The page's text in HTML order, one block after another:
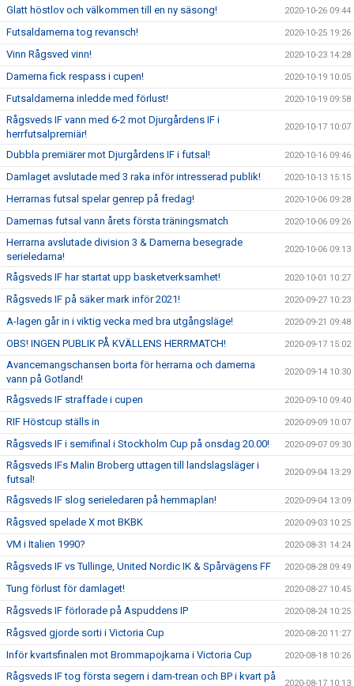
Glatt höstlov och välkommen till en ny säsong! 2020-10-26 09:44
Futsaldamerna tog revansch! 2020-10-25 19:26
Vinn Rågsved vinn! 2020-10-23 14:28
Damerna fick respass i cupen! 2020-10-19 10:05
Futsaldamerna inledde med förlust! 2020-10-19 09:58
Rågsveds IF vann med 6-2 mot Djurgårdens IF i
herrfutsalpremiär!
2020-10-17 10:07
Dubbla premiärer mot Djurgårdens IF i futsal! 2020-10-16 09:46
Damlaget avslutade med 3 raka inför intresserad publik! 2020-10-13 15:15
Herrarnas futsal spelar genrep på fredag! 2020-10-06 09:28
Damernas futsal vann årets första träningsmatch 2020-10-06 09:26
Herrarna avslutade division 3 & Damerna besegrade
serieledarna!
2020-10-06 09:13
Rågsveds IF har startat upp basketverksamhet! 2020-10-01 10:27
Rågsveds IF på säker mark inför 2021! 2020-09-27 10:23
A-lagen går in i viktig vecka med bra utgångsläge! 2020-09-21 09:48
OBS! INGEN PUBLIK PÅ KVÄLLENS HERRMATCH! 2020-09-17 15:02
Avancemangschansen borta för herrarna och damerna
vann på Gotland!
2020-09-14 10:30
Rågsveds IF straffade i cupen 2020-09-10 09:40
RIF Höstcup ställs in 2020-09-09 10:07
Rågsveds IF i semifinal i Stockholm Cup på onsdag 20.00! 2020-09-07 09:30
Rågsveds IFs Malin Broberg uttagen till landslagsläger i
futsal!
2020-09-04 13:29
Rågsveds IF slog serieledaren på hemmaplan! 2020-09-04 13:09
Rågsved spelade X mot BKBK 2020-09-03 10:25
VM i Italien 1990? 2020-08-31 14:24
Rågsveds IF vs Tullinge, United Nordic IK & Spårvägens FF 2020-08-28 09:49
Tung förlust för damlaget! 2020-08-27 10:45
Rågsveds IF förlorade på Aspuddens IP 2020-08-24 10:25
Rågsved gjorde sorti i Victoria Cup 2020-08-20 11:27
Inför kvartsfinalen mot Brommapojkarna i Victoria Cup 2020-08-18 10:26
Rågsveds IF tog första segern i dam-trean och BP i kvart på
2020-08-17 10:13